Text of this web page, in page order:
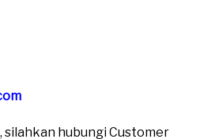
silahkan hubungi Customer